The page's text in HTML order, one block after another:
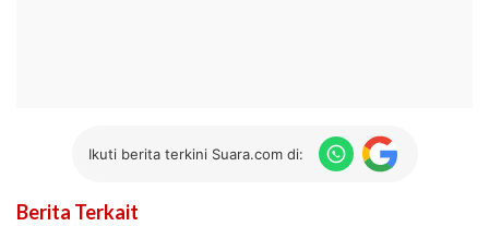
Ikuti berita terkini Suara.com di:
Berita Terkait